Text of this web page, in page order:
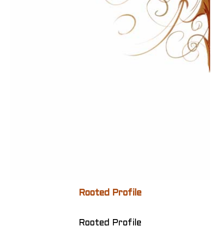
Rooted Profile
Rooted Profile